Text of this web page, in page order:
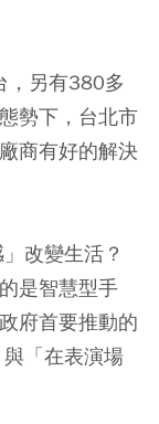
，另有380多
勢下，台北市
商有好的解決
改變生活？
是智慧型手
府首要推動的
「在表演場